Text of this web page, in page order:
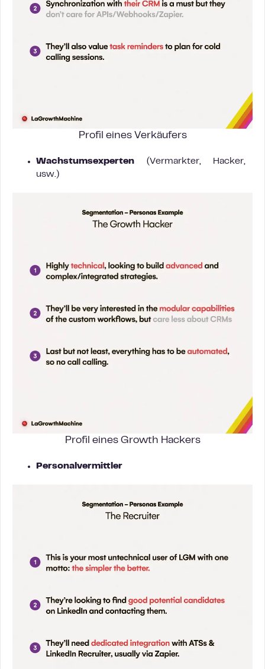
Profil eines Verkäufers
Wachstumsexperten (Vermarkter, Hacker,
usw.)
Profil eines Growth Hackers
Personalvermittler